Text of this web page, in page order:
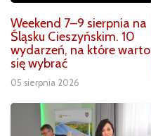
Weekend 7–9 sierpnia na
Śląsku Cieszyńskim. 10
wydarzeń, na które warto
się wybrać
05 sierpnia 2026